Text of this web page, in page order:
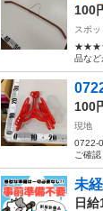
100
スポッ
★★★★★
品な
100
現地
0722-
ご確
未
日